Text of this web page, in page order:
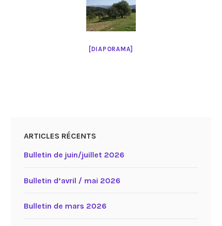
[DIAPORAMA]
ARTICLES RÉCENTS
Bulletin de juin/juillet 2026
Bulletin d’avril / mai 2026
Bulletin de mars 2026